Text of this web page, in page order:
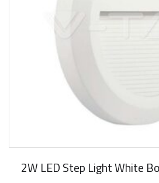
2W LED Step Light White